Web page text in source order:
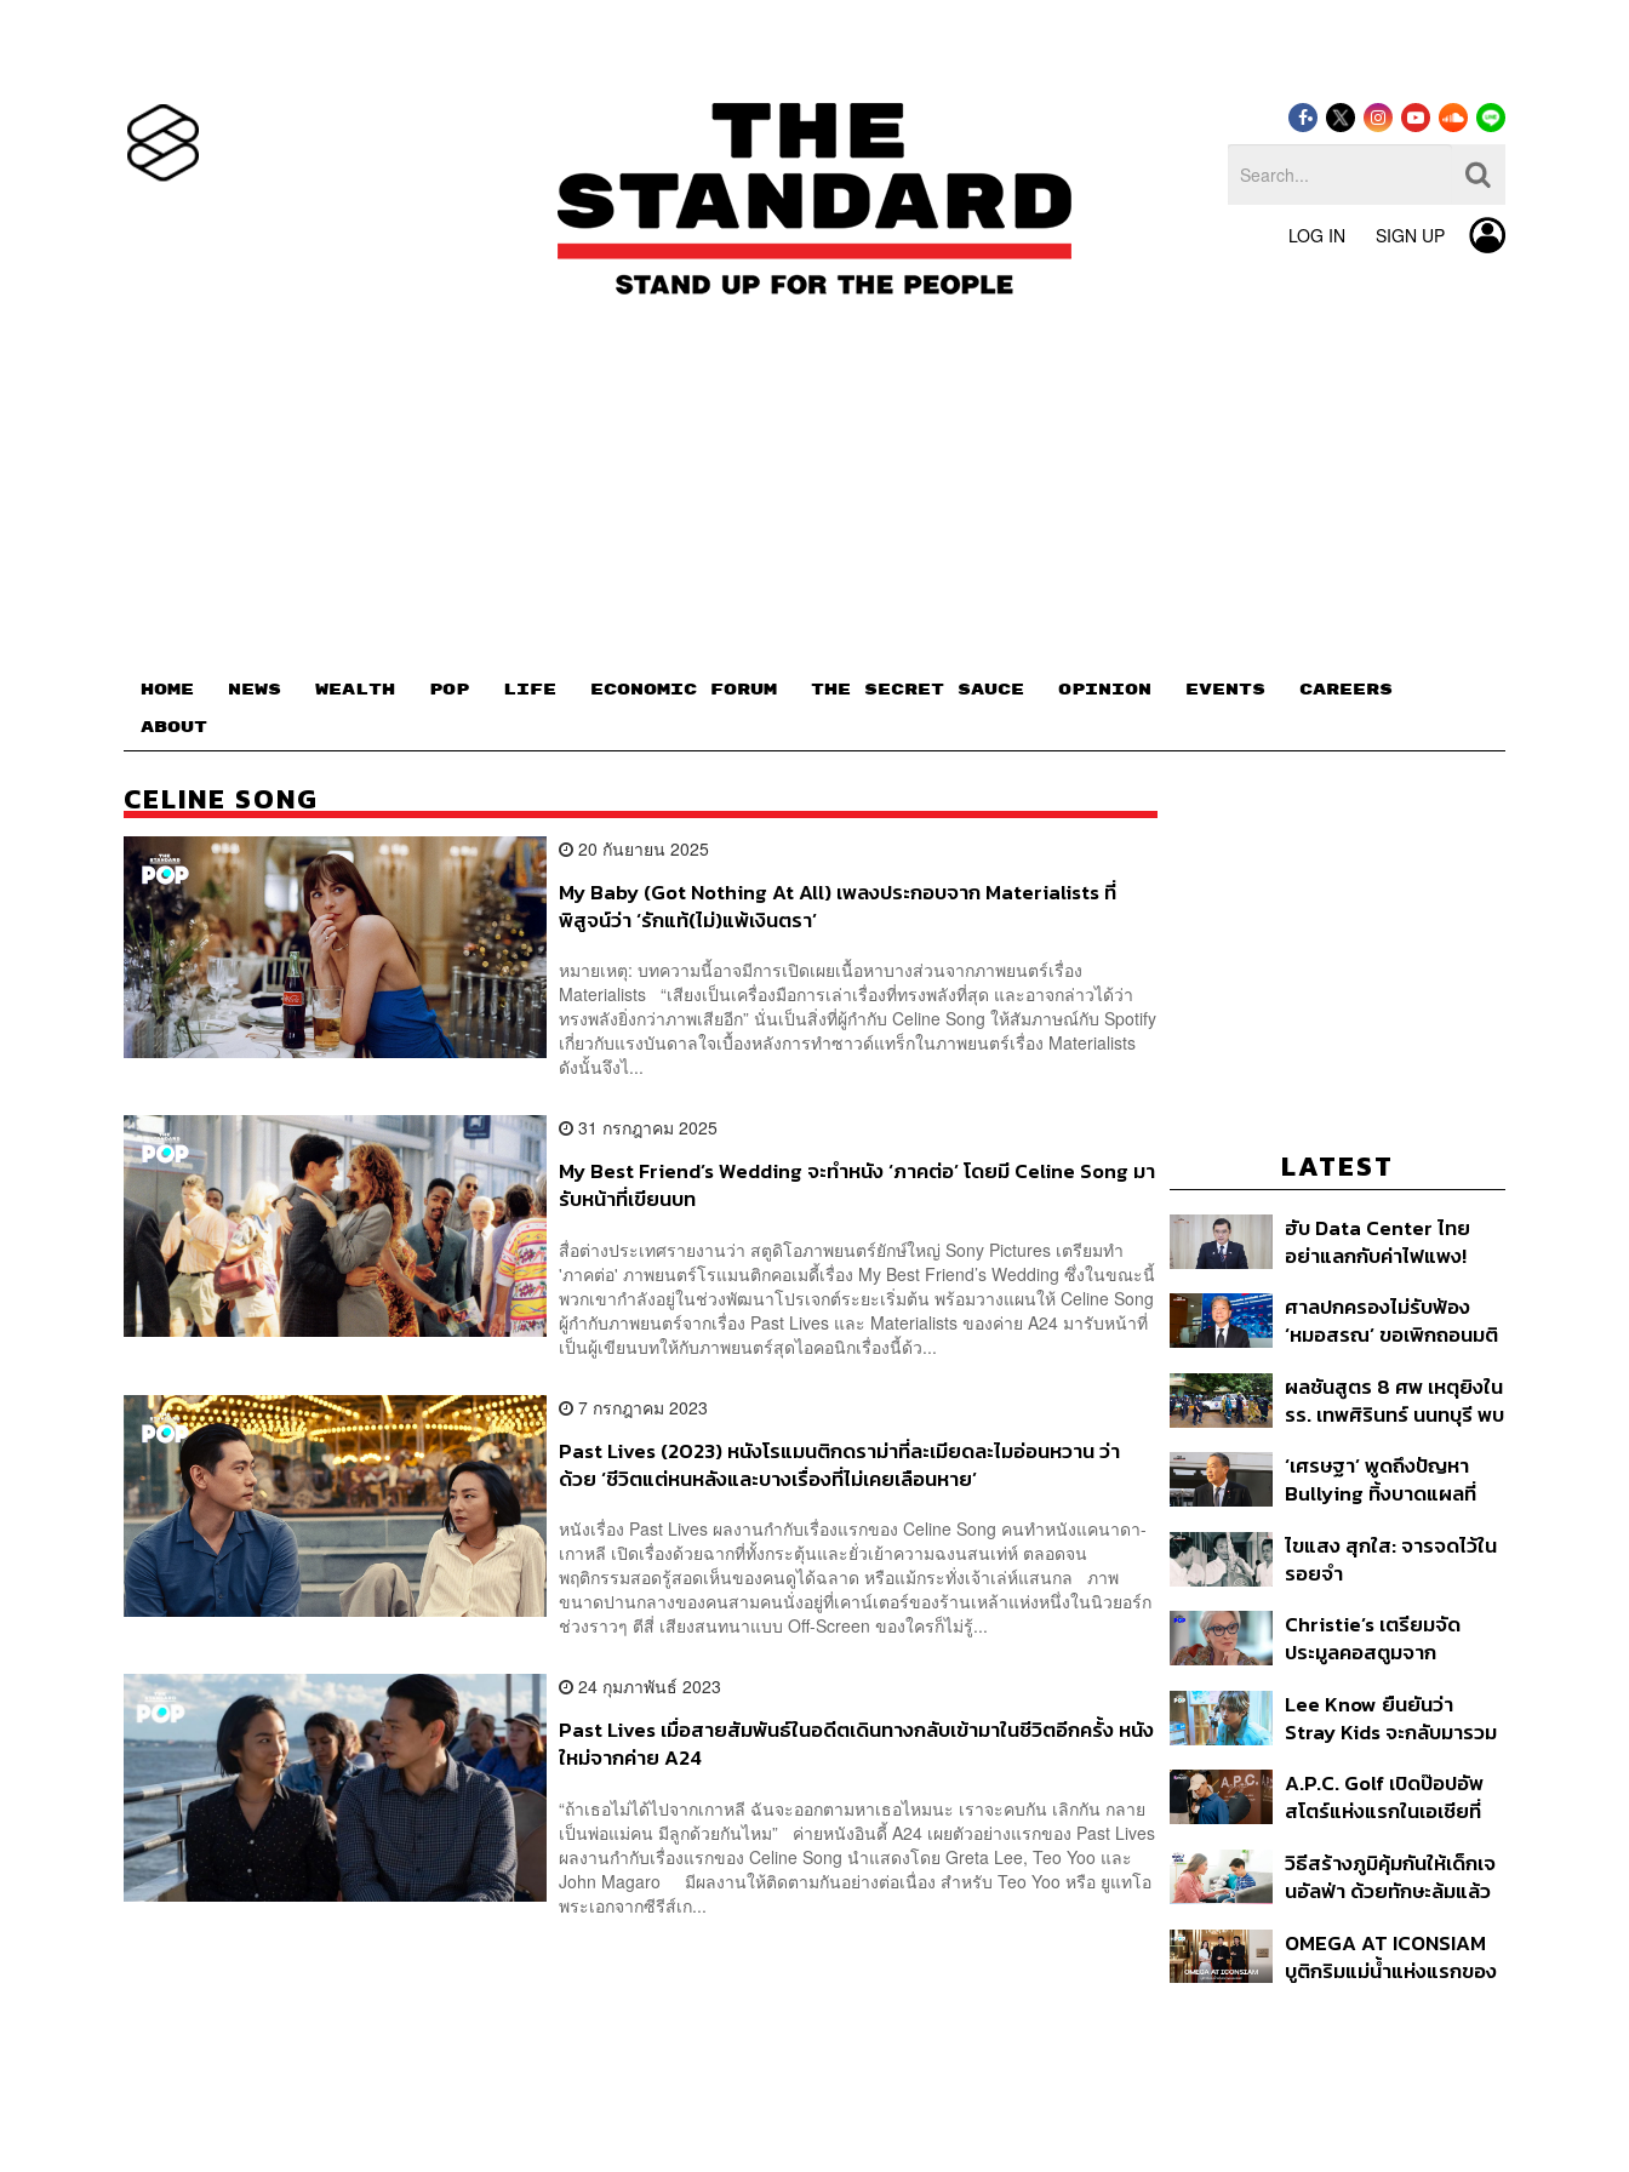
LOG IN SIGN UP
HOME NEWS WEALTH POP LIFE ECONOMIC FORUM THE SECRET SAUCE​ OPINION EVENTS CAREERS
ABOUT
CELINE SONG
20 กันยายน 2025
My Baby (Got Nothing At All) เพลงประกอบจาก Materialists ที่
พิสูจน์ว่า ‘รักแท้(ไม่)แพ้เงินตรา’
หมายเหตุ: บทความนี้อาจมีการเปิดเผยเนื้อหาบางส่วนจากภาพยนตร์เรื่อง
Materialists “เสียงเป็นเครื่องมือการเล่าเรื่องที่ทรงพลังที่สุด และอาจกล่าวได้ว่า
ทรงพลังยิ่งกว่าภาพเสียอีก” นั่นเป็นสิ่งที่ผู้กำกับ Celine Song ให้สัมภาษณ์กับ Spotify
เกี่ยวกับแรงบันดาลใจเบื้องหลังการทำซาวด์แทร็กในภาพยนตร์เรื่อง Materialists
ดังนั้นจึงไ...
31 กรกฎาคม 2025
My Best Friend’s Wedding จะทำหนัง ‘ภาคต่อ’ โดยมี Celine Song มา
รับหน้าที่เขียนบท
สื่อต่างประเทศรายงานว่า สตูดิโอภาพยนตร์ยักษ์ใหญ่ Sony Pictures เตรียมทำ
'ภาคต่อ' ภาพยนตร์โรแมนติกคอเมดี้เรื่อง My Best Friend’s Wedding ซึ่งในขณะนี้
พวกเขากำลังอยู่ในช่วงพัฒนาโปรเจกต์ระยะเริ่มต้น พร้อมวางแผนให้ Celine Song
ผู้กำกับภาพยนตร์จากเรื่อง Past Lives และ Materialists ของค่าย A24 มารับหน้าที่
เป็นผู้เขียนบทให้กับภาพยนตร์สุดไอคอนิกเรื่องนี้ด้ว...
7 กรกฎาคม 2023
Past Lives (2023) หนังโรแมนติกดราม่าที่ละเมียดละไมอ่อนหวาน ว่า
ด้วย ‘ชีวิตแต่หนหลังและบางเรื่องที่ไม่เคยเลือนหาย’
หนังเรื่อง Past Lives ผลงานกำกับเรื่องแรกของ Celine Song คนทำหนังแคนาดา-
เกาหลี เปิดเรื่องด้วยฉากที่ทั้งกระตุ้นและยั่วเย้าความฉงนสนเท่ห์ ตลอดจน
พฤติกรรมสอดรู้สอดเห็นของคนดูได้ฉลาด หรือแม้กระทั่งเจ้าเล่ห์แสนกล ภาพ
ขนาดปานกลางของคนสามคนนั่งอยู่ที่เคาน์เตอร์ของร้านเหล้าแห่งหนึ่งในนิวยอร์ก
ช่วงราวๆ ตีสี่ เสียงสนทนาแบบ Off-Screen ของใครก็ไม่รู้...
24 กุมภาพันธ์ 2023
Past Lives เมื่อสายสัมพันธ์ในอดีตเดินทางกลับเข้ามาในชีวิตอีกครั้ง หนัง
ใหม่จากค่าย A24
“ถ้าเธอไม่ได้ไปจากเกาหลี ฉันจะออกตามหาเธอไหมนะ เราจะคบกัน เลิกกัน กลาย
เป็นพ่อแม่คน มีลูกด้วยกันไหม” ค่ายหนังอินดี้ A24 เผยตัวอย่างแรกของ Past Lives
ผลงานกำกับเรื่องแรกของ Celine Song นำแสดงโดย Greta Lee, Teo Yoo และ
John Magaro มีผลงานให้ติดตามกันอย่างต่อเนื่อง สำหรับ Teo Yoo หรือ ยูแทโอ
พระเอกจากซีรีส์เก...
LATEST
ฮับ Data Center ไทย
อย่าแลกกับค่าไฟแพง!
รัฐต้องคุมต้นทุนน้ำ-ไฟ
ศาลปกครองไม่รับฟ้อง
‘หมอสรณ’ ขอเพิกถอนมติ
เดือดร้อนเสียหาย
ผลชันสูตร 8 ศพ เหตุยิงใน
รร. เทพศิรินทร์ นนทบุรี พบ
‘ศีรษะ-หน้าอก’ ครูถูกยิง 4
นัด จากระยะไกล
‘เศรษฐา’ พูดถึงปัญหา
Bullying ทิ้งบาดแผลที่
รับฟัง-ช่วยเด็กให้เร็ว
ไขแสง สุกใส: จารจดไว้ใน
รอยจำ
Christie’s เตรียมจัด
ประมูลคอสตูมจาก
Wears Prada 2
Lee Know ยืนยันว่า
Stray Kids จะกลับมารวม
กรมรับใช้ชาติ
A.P.C. Golf เปิดป๊อปอัพ
สโตร์แห่งแรกในเอเชียที่
วิธีสร้างภูมิคุ้มกันให้เด็กเจ
นอัลฟ่า ด้วยทักษะล้มแล้ว
OMEGA AT ICONSIAM
บูติกริมแม่น้ำแห่งแรกของ